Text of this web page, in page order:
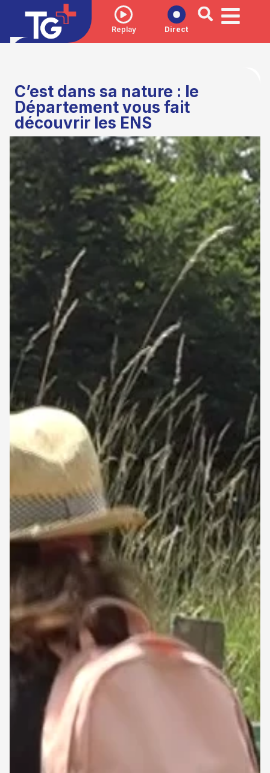
Replay Direct
C’est dans sa nature : le
Département vous fait
découvrir les ENS